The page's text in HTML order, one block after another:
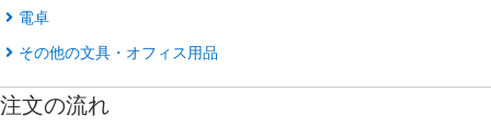
電卓
その他の文具・オフィス用品
注文の流れ